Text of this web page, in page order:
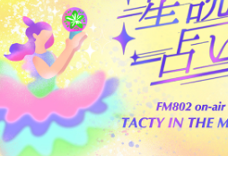
赤と白の国旗や華やかな装飾で彩
が楽しみにしている伝統的な競技
す。
Mustangでも、インドネシアの素
と独立記念日の精神を称えるため
だけをオンエアしてこのお祝いに
●DJ Fadil Camuiは、インドネシ
88.0 FM」で「AMクラス」という
ているDJ。
●そんなFadil Camuiの近況を伺
Mustangでのラジオ出演に加えて